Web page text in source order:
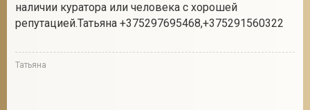
наличии куратора или человека с хорошей
репутацией.Татьяна +375297695468,+375291560322
Татьяна